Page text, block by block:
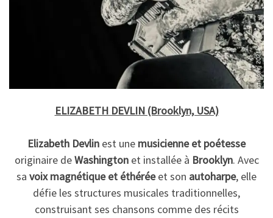
ELIZABETH DEVLIN (Brooklyn, USA)
Elizabeth Devlin est une musicienne et poétesse
originaire deWashingtonet installée à Brooklyn. Avec
sa voix magnétique et éthéréeet son autoharpe, elle
défie les structures musicales traditionnelles,
construisant ses chansons comme des récits